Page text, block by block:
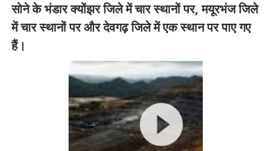
सोने के भंडार क्योंझर जिले में चार स्थानों पर, मयूरभंज जिले
में चार स्थानों पर और देवगढ़ जिले में एक स्थान पर पाए गए
हैं।